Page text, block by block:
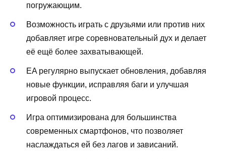
погружающим.
Возможность играть с друзьями или против них
добавляет игре соревновательный дух и делает
её ещё более захватывающей.
EA регулярно выпускает обновления, добавляя
новые функции, исправляя баги и улучшая
игровой процесс.
Игра оптимизирована для большинства
современных смартфонов, что позволяет
наслаждаться ей без лагов и зависаний.